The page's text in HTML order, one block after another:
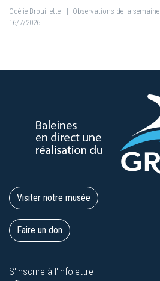
Odélie Brouillette | Observations de la semaine
16/7/2026
Visiter notre musée
Faire un don
S'inscrire à l'infolettre